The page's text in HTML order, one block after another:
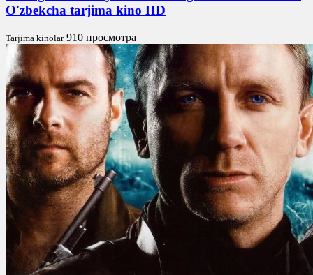
O'zbekcha tarjima kino HD
Tarjima kinolar 910 просмотра